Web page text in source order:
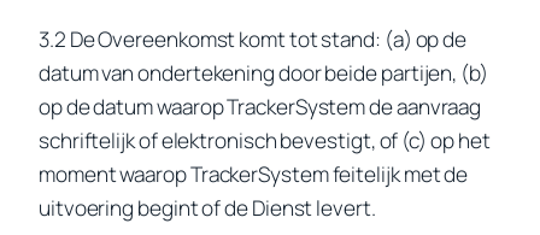
3.2 De Overeenkomst komt tot stand: (a) op de
datum van ondertekening door beide partijen, (b)
op de datum waarop TrackerSystem de aanvraag
schriftelijk of elektronisch bevestigt, of (c) op het
moment waarop TrackerSystem feitelijk met de
uitvoering begint of de Dienst levert.